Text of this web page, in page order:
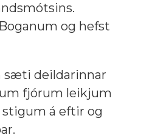
og hefst
sæti deildarinnar
fjórum leikjum
á eftir og